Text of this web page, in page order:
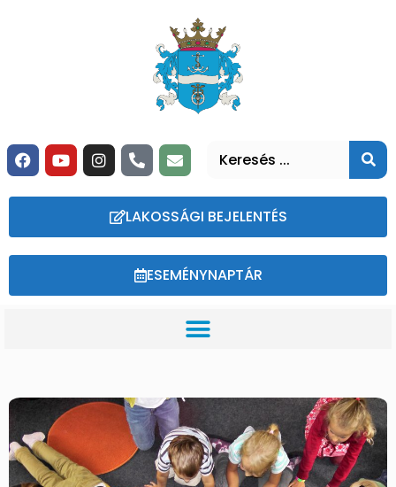
LAKOSSÁGI BEJELENTÉS
ESEMÉNYNAPTÁR